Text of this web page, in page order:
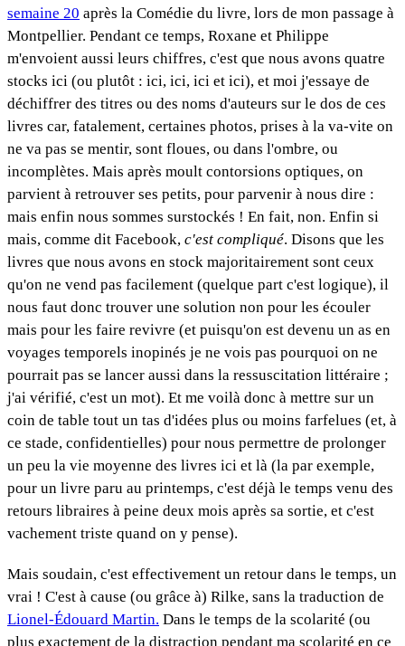
semaine 20 après la Comédie du livre, lors de mon passage à
Montpellier. Pendant ce temps, Roxane et Philippe
m'envoient aussi leurs chiffres, c'est que nous avons quatre
stocks ici (ou plutôt : ici, ici, ici et ici), et moi j'essaye de
déchiffrer des titres ou des noms d'auteurs sur le dos de ces
livres car, fatalement, certaines photos, prises à la va-vite on
ne va pas se mentir, sont floues, ou dans l'ombre, ou
incomplètes. Mais après moult contorsions optiques, on
parvient à retrouver ses petits, pour parvenir à nous dire :
mais enfin nous sommes surstockés ! En fait, non. Enfin si
mais, comme dit Facebook, c'est compliqué. Disons que les
livres que nous avons en stock majoritairement sont ceux
qu'on ne vend pas facilement (quelque part c'est logique), il
nous faut donc trouver une solution non pour les écouler
mais pour les faire revivre (et puisqu'on est devenu un as en
voyages temporels inopinés je ne vois pas pourquoi on ne
pourrait pas se lancer aussi dans la ressuscitation littéraire ;
j'ai vérifié, c'est un mot). Et me voilà donc à mettre sur un
coin de table tout un tas d'idées plus ou moins farfelues (et, à
ce stade, confidentielles) pour nous permettre de prolonger
un peu la vie moyenne des livres ici et là (la par exemple,
pour un livre paru au printemps, c'est déjà le temps venu des
retours libraires à peine deux mois après sa sortie, et c'est
vachement triste quand on y pense).
Mais soudain, c'est effectivement un retour dans le temps, un
vrai ! C'est à cause (ou grâce à) Rilke, sans la traduction de
Lionel-Édouard Martin. Dans le temps de la scolarité (ou
plus exactement de la distraction pendant ma scolarité en ce